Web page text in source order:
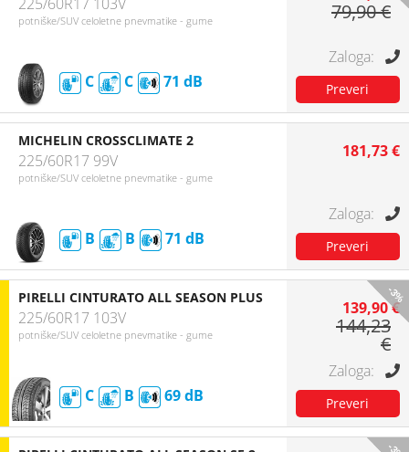
potniške/SUV celoletne pnevmatike - gume
C C 71
79,90 €
MICHELIN CROSSCLIMATE 2
225/60R17 99V
potniške/SUV celoletne pnevmatike - gume
B B 71
181,73 €
-3%
PIRELLI CINTURATO ALL SEASON PLUS
225/60R17 103V
potniške/SUV celoletne pnevmatike - gume
C B 69
139,90 €
144,23
€